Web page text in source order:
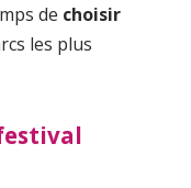
de choisir
les plus